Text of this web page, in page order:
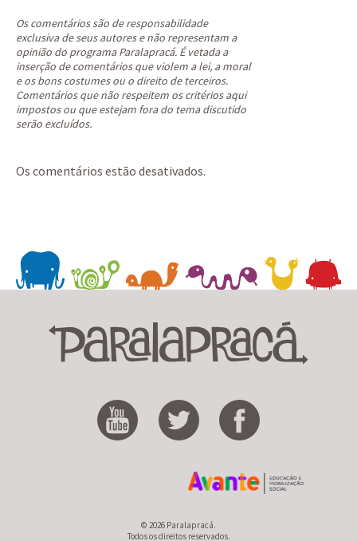
Os comentários são de responsabilidade
exclusiva de seus autores e não representam a
opinião do programa Paralapracá. É vetada a
inserção de comentários que violem a lei, a moral
e os bons costumes ou o direito de terceiros.
Comentários que não respeitem os critérios aqui
impostos ou que estejam fora do tema discutido
serão excluídos.
Os comentários estão desativados.
© 2026 Paralapracá.
Todos os direitos reservados.